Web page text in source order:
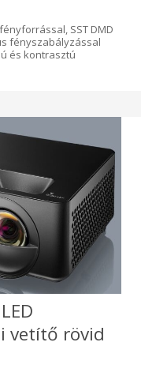
SST DMD
fényszabályzással
és kontrasztú
vetítő rövid